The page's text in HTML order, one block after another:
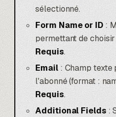
sélectionné.
Form Name or ID:
permettant de
Requis.
Email: Champ texte
l'abonné (format :
Requis.
Additional Fields: